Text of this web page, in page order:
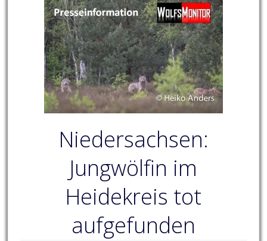
Niedersachsen:
Jungwölfin im
Heidekreis tot
aufgefunden